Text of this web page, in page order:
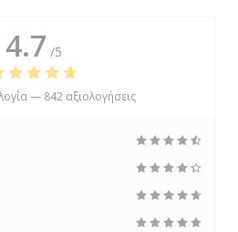
4.7 /5
— 842 αξιολογήσεις